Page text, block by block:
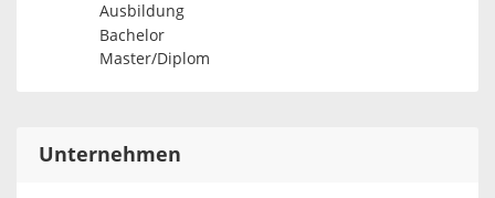
Ausbildung
Bachelor
Master/Diplom
Unternehmen